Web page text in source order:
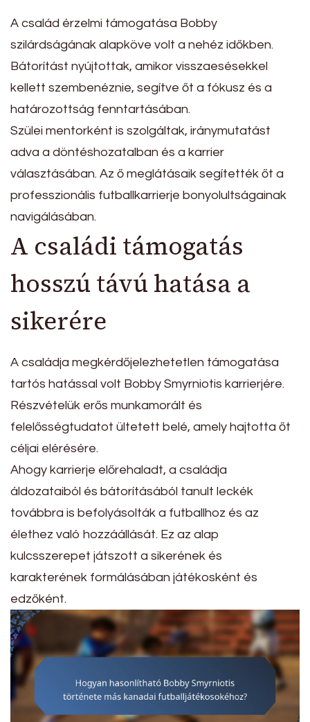
A család érzelmi támogatása Bobby
szilárdságának alapköve volt a nehéz időkben.
Bátorítást nyújtottak, amikor visszaesésekkel
kellett szembenéznie, segítve őt a fókusz és a
határozottság fenntartásában.
Szülei mentorként is szolgáltak, iránymutatást
adva a döntéshozatalban és a karrier
választásában. Az ő meglátásaik segítették őt a
professzionális futballkarrierje bonyolultságainak
navigálásában.
A családi támogatás
hosszú távú hatása a
sikerére
A családja megkérdőjelezhetetlen támogatása
tartós hatással volt Bobby Smyrniotis karrierjére.
Részvételük erős munkamorált és
felelősségtudatot ültetett belé, amely hajtotta őt
céljai elérésére.
Ahogy karrierje előrehaladt, a családja
áldozataiból és bátorításából tanult leckék
továbbra is befolyásolták a futballhoz és az
élethez való hozzáállását. Ez az alap
kulcsszerepet játszott a sikerének és
karakterének formálásában játékosként és
edzőként.